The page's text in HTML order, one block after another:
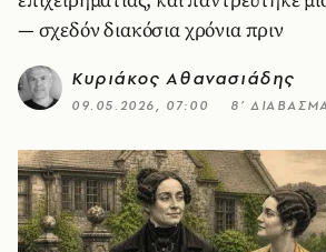
— σχεδόν διακόσια χρόνια πριν
Κυριάκος Αθανασιάδης
09.05.2026, 07:00 8’